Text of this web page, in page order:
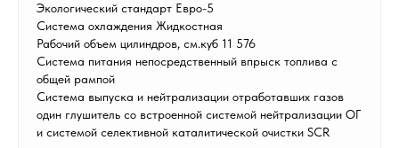
Экологический стандарт Евро-5
Система охлаждения Жидкостная
Рабочий объем цилиндров, см.куб 11 576
Система питания непосредственный впрыск топлива с
общей рампой
Система выпуска и нейтрализации отработавших газов
один глушитель со встроенной системой нейтрализации ОГ
и системой селективной каталитической очистки SCR